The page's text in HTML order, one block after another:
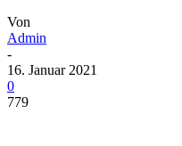
Von
Admin
-
16. Januar 2021
0
779